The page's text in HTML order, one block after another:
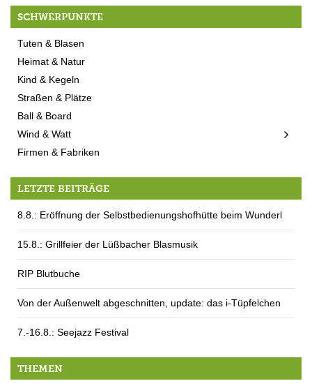
SCHWERPUNKTE
Tuten & Blasen
Heimat & Natur
Kind & Kegeln
Straßen & Plätze
Ball & Board
Wind & Watt
Firmen & Fabriken
LETZTE BEITRÄGE
8.8.: Eröffnung der Selbstbedienungshofhütte beim Wunderl
15.8.: Grillfeier der Lüßbacher Blasmusik
RIP Blutbuche
Von der Außenwelt abgeschnitten, update: das i-Tüpfelchen
7.-16.8.: Seejazz Festival
THEMEN